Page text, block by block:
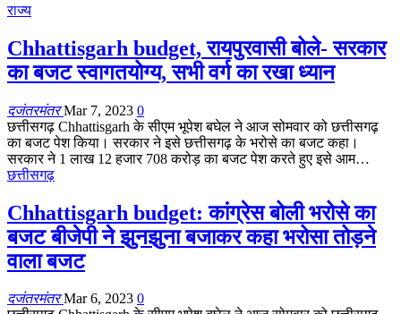
राज्य
Chhattisgarh budget, रायपुरवासी बोले- सरकार
का बजट स्वागतयोग्य, सभी वर्ग का रखा ध्यान
दजंतरमंतरMar 7, 2023 0
छत्तीसगढ़ Chhattisgarh के सीएम भूपेश बघेल ने आज सोमवार को छत्तीसगढ़
का बजट पेश किया। सरकार ने इसे छत्तीसगढ़ के भरोसे का बजट कहा।
सरकार ने 1 लाख 12 हजार 708 करोड़ का बजट पेश करते हुए इसे आम…
छत्तीसगढ़
Chhattisgarh budget: कांग्रेस बोली भरोसे का
बजट बीजेपी ने झुनझुना बजाकर कहा भरोसा तोड़ने
वाला बजट
दजंतरमंतरMar 6, 2023 0